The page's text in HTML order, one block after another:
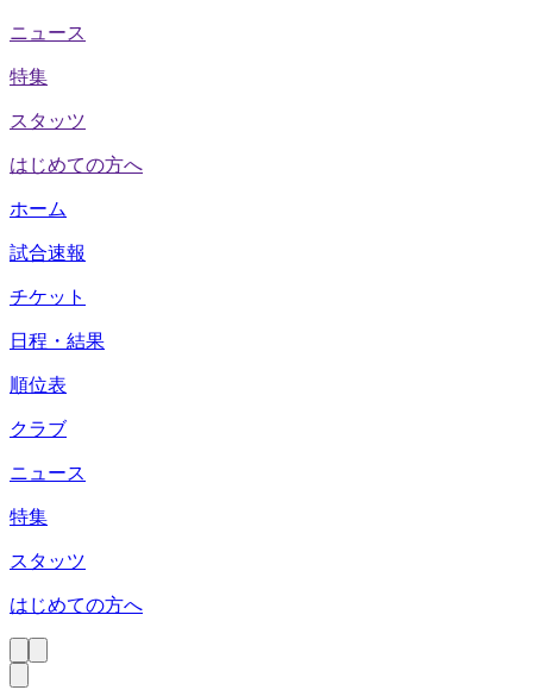
ニュース
特集
スタッツ
はじめての方へ
ホーム
試合速報
チケット
日程・結果
順位表
クラブ
ニュース
特集
スタッツ
はじめての方へ